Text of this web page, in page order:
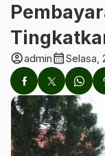
account_circleadmincalendar_monthSelasa,